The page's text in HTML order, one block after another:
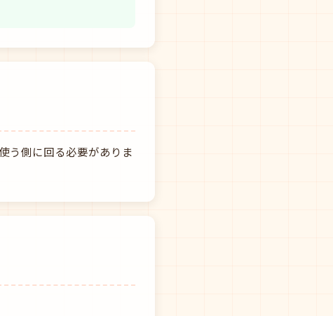
う側に回る必要がありま